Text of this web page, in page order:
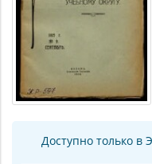
Доступно только в